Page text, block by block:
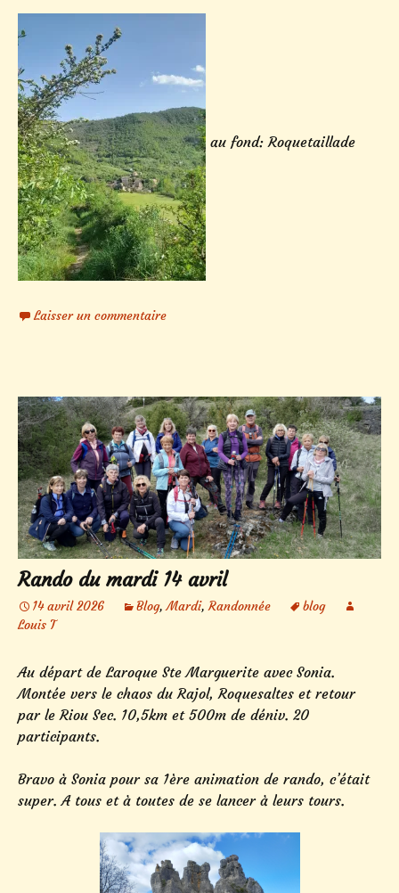
au fond: Roquetaillade
Laisser un commentaire
Rando du mardi 14 avril
14 avril 2026 Blog,Mardi,Randonnée
blog
Louis T
Au départ de Laroque Ste Marguerite avec Sonia.
Montée vers le chaos du Rajol, Roquesaltes et retour
par le Riou Sec. 10,5km et 500m de déniv. 20
participants.
Bravo à Sonia pour sa 1ère animation de rando, c’était
super. A tous et à toutes de se lancer à leurs tours.